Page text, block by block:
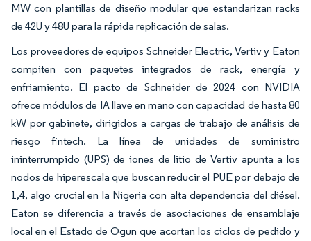
MW con plantillas de diseño modular que estandarizan racks
de 42U y 48U para la rápida replicación de salas.
Los proveedores de equipos Schneider Electric, Vertiv y Eaton
compiten con paquetes integrados de rack, energía y
enfriamiento. El pacto de Schneider de 2024 con NVIDIA
ofrece módulos de IA llave en mano con capacidad de hasta 80
kW por gabinete, dirigidos a cargas de trabajo de análisis de
riesgo fintech. La línea de unidades de suministro
ininterrumpido (UPS) de iones de litio de Vertiv apunta a los
nodos de hiperescala que buscan reducir el PUE por debajo de
1,4, algo crucial en la Nigeria con alta dependencia del diésel.
Eaton se diferencia a través de asociaciones de ensamblaje
local en el Estado de Ogun que acortan los ciclos de pedido y